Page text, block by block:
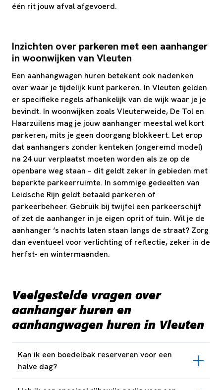
één rit jouw afval afgevoerd.
Inzichten over parkeren met een aanhanger
in woonwijken van Vleuten
Een aanhangwagen huren betekent ook nadenken
over waar je tijdelijk kunt parkeren. In Vleuten gelden
er specifieke regels afhankelijk van de wijk waar je je
bevindt. In woonwijken zoals Vleuterweide, De Tol en
Haarzuilens mag je jouw aanhanger meestal wel kort
parkeren, mits je geen doorgang blokkeert. Let erop
dat aanhangers zonder kenteken (ongeremd model)
na 24 uur verplaatst moeten worden als ze op de
openbare weg staan – dit geldt zeker in gebieden met
beperkte parkeerruimte. In sommige gedeelten van
Leidsche Rijn geldt betaald parkeren of
parkeerbeheer. Gebruik bij twijfel een parkeerschijf
of zet de aanhanger in je eigen oprit of tuin. Wil je de
aanhanger ‘s nachts laten staan langs de straat? Zorg
dan eventueel voor verlichting of reflectie, zeker in de
herfst- en wintermaanden.
Veelgestelde vragen over
aanhanger huren en
aanhangwagen huren in Vleuten
Kan ik een boedelbak reserveren voor een
halve dag?